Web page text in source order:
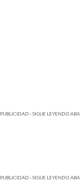
PUBLICIDAD - SIGUE LEYENDO
PUBLICIDAD - SIGUE LEYENDO